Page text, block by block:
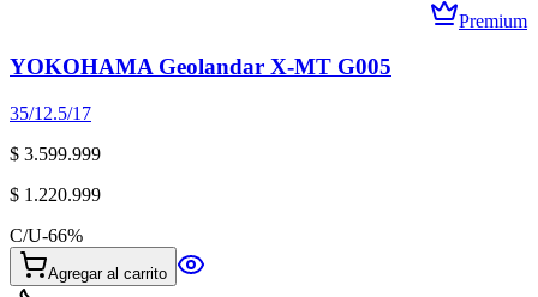
Premium
YOKOHAMA Geolandar X-MT G005
35/12.5/17
$ 3.599.999
$ 1.220.999
C/U-66%
Agregar al carrito